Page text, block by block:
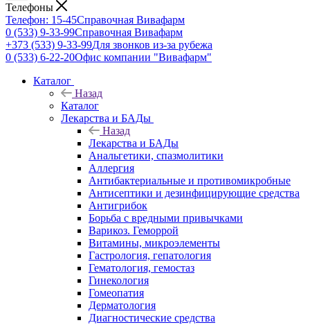
Телефоны
Телефон: 15-45Справочная Вивафарм
0 (533) 9-33-99Справочная Вивафарм
+373 (533) 9-33-99Для звонков из-за рубежа
0 (533) 6-22-20Офис компании "Вивафарм"
Каталог
Назад
Каталог
Лекарства и БАДы
Назад
Лекарства и БАДы
Анальгетики, спазмолитики
Аллергия
Антибактериальные и противомикробные
Антисептики и дезинфицирующие средства
Антигрибок
Борьба с вредными привычками
Варикоз. Геморрой
Витамины, микроэлементы
Гастрология, гепатология
Гематология, гемостаз
Гинекология
Гомеопатия
Дерматология
Диагностические средства